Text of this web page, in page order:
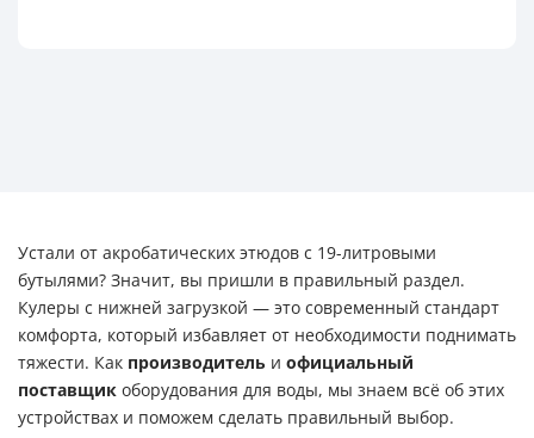
Устали от акробатических этюдов с 19-литровыми
бутылями? Значит, вы пришли в правильный раздел.
Кулеры с нижней загрузкой — это современный стандарт
комфорта, который избавляет от необходимости поднимать
тяжести. Как производитель и официальный
поставщик оборудования для воды, мы знаем всё об этих
устройствах и поможем сделать правильный выбор.